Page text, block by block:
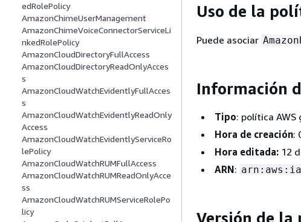
edRolePolicy
AmazonChimeUserManagement
AmazonChimeVoiceConnectorServiceLi
nkedRolePolicy
AmazonCloudDirectoryFullAccess
AmazonCloudDirectoryReadOnlyAcces
s
AmazonCloudWatchEvidentlyFullAcces
s
AmazonCloudWatchEvidentlyReadOnly
Access
AmazonCloudWatchEvidentlyServiceRo
lePolicy
AmazonCloudWatchRUMFullAccess
AmazonCloudWatchRUMReadOnlyAcce
ss
AmazonCloudWatchRUMServiceRolePo
licy
Uso de la
Puede asociar
Información
Tipo: política
Hora de creación:
Hora editada: 12
ARN:
Versión de la